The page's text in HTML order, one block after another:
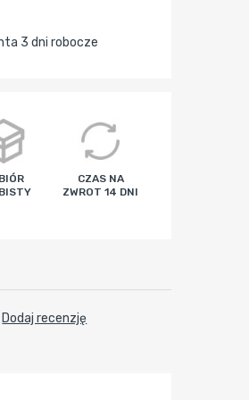
3 dni robocze
CZAS NA
ZWROT 14 DNI
Dodaj recenzję